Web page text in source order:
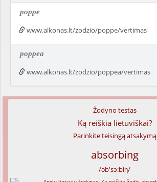
poppe
www.alkonas.lt/zodzio/poppe/vertimas
poppea
www.alkonas.lt/zodzio/poppea/vertimas
Žodyno testas
Ką reiškia lietuviškai?
Parinkite teisingą atsakymą
absorbing
/əb'sɔ:biɳ/